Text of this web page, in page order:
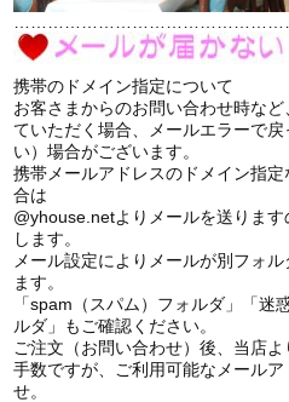
携帯のドメイン指定について
お客さまからのお問い合わせ時な
ていただく場合、メールエラーで
い）場合がございます。
携帯メールアドレスのドメイン指
合は
@yhouse.netよりメールを送りま
します。
メール設定によりメールが別フォ
ます。
「spam（スパム）フォルダ」「迷
ルダ」もご確認ください。
ご注文（お問い合わせ）後、当店
手数ですが、ご利用可能なメール
せ。